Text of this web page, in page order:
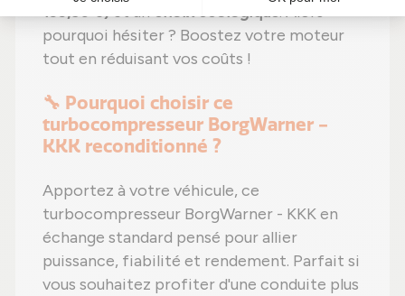
199,50 €)et unchoix écologique. Alors
pourquoi hésiter ? Boostez votre moteur
tout en réduisant vos coûts !
🔧 Pourquoi choisir ce
turbocompresseur BorgWarner -
KKK reconditionné ?
Apportez à votre véhicule, ce
turbocompresseur BorgWarner - KKK en
échange standard pensé pour allier
puissance, fiabilité et rendement. Parfait si
vous souhaitez profiter d'une conduite plus